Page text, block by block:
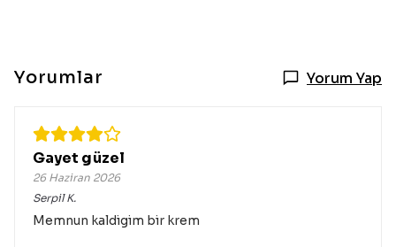
Yorumlar Yorum Yap
Gayet güzel
26 Haziran 2026
Serpil K.
Memnun kaldigim bir krem